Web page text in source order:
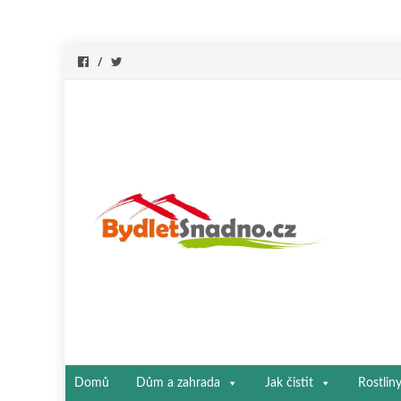
Přeskočit
Domů Dům a zahrada Jak čistit Rostliny